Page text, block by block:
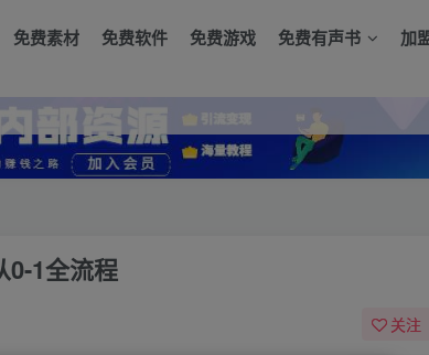
免费素材 免费软件 免费游戏 免费有声书 加
0-1全流程
关注